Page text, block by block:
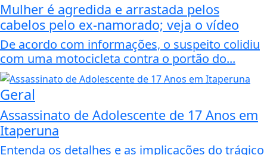
Mulher é agredida e arrastada pelos
cabelos pelo ex-namorado; veja o vídeo
De acordo com informações, o suspeito colidiu
com uma motocicleta contra o portão do...
Geral
Assassinato de Adolescente de 17 Anos em
Itaperuna
Entenda os detalhes e as implicações do trágico